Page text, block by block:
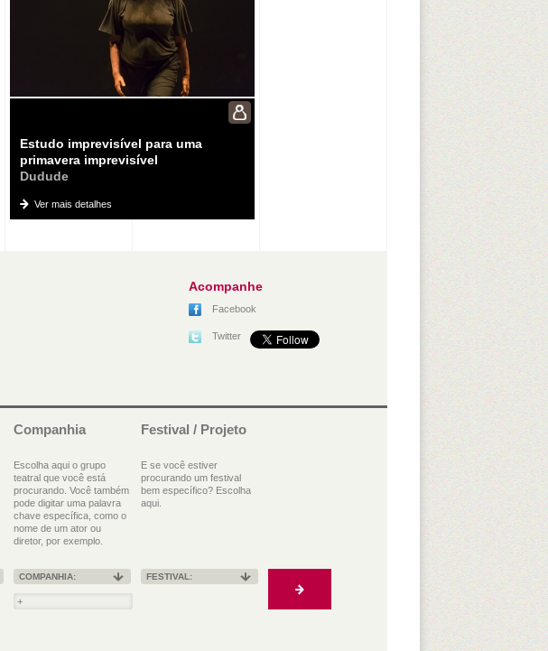
Estudo imprevisível para uma
primavera imprevisível
Dudude
Ver mais detalhes
Acompanhe
Facebook
Twitter
Companhia
Escolha aqui o grupo
teatral que você está
procurando. Você também
pode digitar uma palavra
chave específica, como o
nome de um ator ou
diretor, por exemplo.
Festival / Projeto
E se você estiver
procurando um festival
bem específico? Escolha
aqui.
COMPANHIA: FESTIVAL: